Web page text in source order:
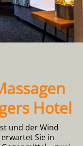
Hotel
und der Wind
Sie in